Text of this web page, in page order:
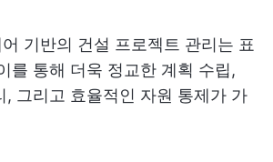
기반의 건설 프로젝트 관리는 표
를 통해 더욱 정교한 계획 수립,
, 그리고 효율적인 자원 통제가 가